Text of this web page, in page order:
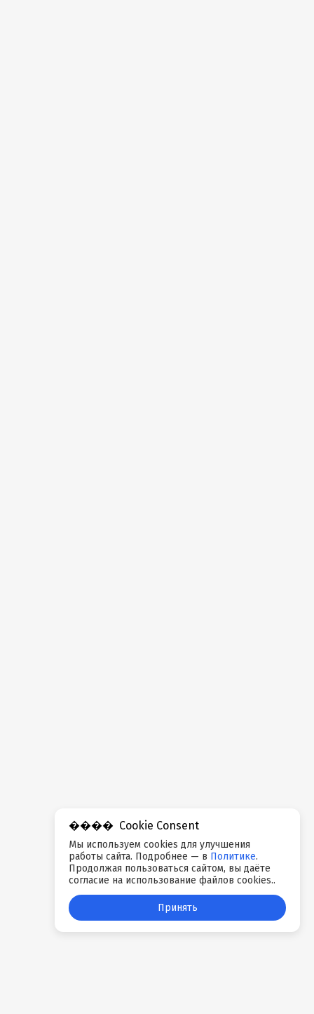
Cookie Consent
Мы используем cookies для улучшения
работы сайта. Подробнее — в Политике.
Продолжая пользоваться сайтом, вы даёте
согласие на использование файлов cookies..
Принять